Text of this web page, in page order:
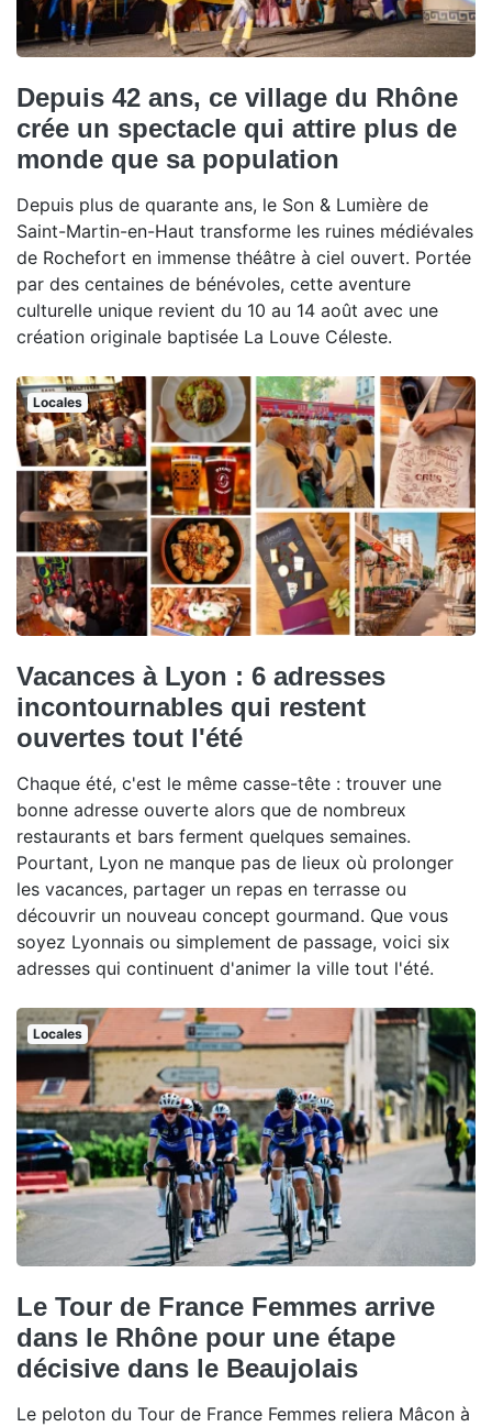
Depuis 42 ans, ce village du Rhône
crée un spectacle qui attire plus de
monde que sa population
Depuis plus de quarante ans, le Son & Lumière de
Saint-Martin-en-Haut transforme les ruines médiévales
de Rochefort en immense théâtre à ciel ouvert. Portée
par des centaines de bénévoles, cette aventure
culturelle unique revient du 10 au 14 août avec une
création originale baptisée La Louve Céleste.
Locales
Vacances à Lyon : 6 adresses
incontournables qui restent
ouvertes tout l'été
Chaque été, c'est le même casse-tête : trouver une
bonne adresse ouverte alors que de nombreux
restaurants et bars ferment quelques semaines.
Pourtant, Lyon ne manque pas de lieux où prolonger
les vacances, partager un repas en terrasse ou
découvrir un nouveau concept gourmand. Que vous
soyez Lyonnais ou simplement de passage, voici six
adresses qui continuent d'animer la ville tout l'été.
Locales
Le Tour de France Femmes arrive
dans le Rhône pour une étape
décisive dans le Beaujolais
Le peloton du Tour de France Femmes reliera Mâcon à